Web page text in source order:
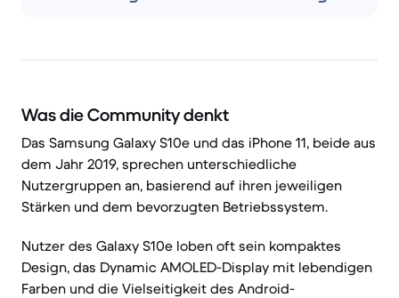
Was die Community denkt
Das Samsung Galaxy S10e und das iPhone 11, beide aus
dem Jahr 2019, sprechen unterschiedliche
Nutzergruppen an, basierend auf ihren jeweiligen
Stärken und dem bevorzugten Betriebssystem.
Nutzer des Galaxy S10e loben oft sein kompaktes
Design, das Dynamic AMOLED-Display mit lebendigen
Farben und die Vielseitigkeit des Android-